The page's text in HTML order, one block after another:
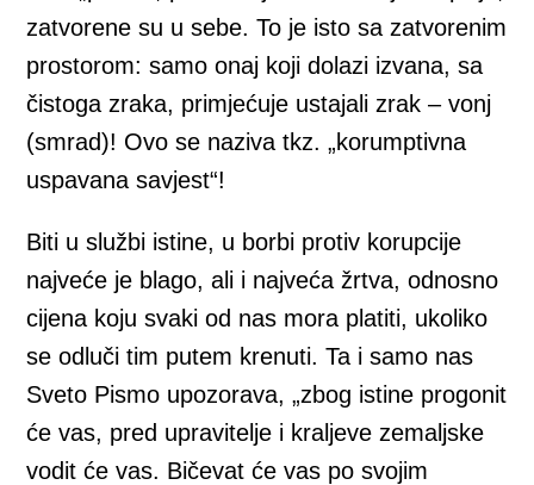
zatvorene su u sebe. To je isto sa zatvorenim
prostorom: samo onaj koji dolazi izvana, sa
čistoga zraka, primjećuje ustajali zrak – vonj
(smrad)! Ovo se naziva tkz. „korumptivna
uspavana savjest“!
Biti u službi istine, u borbi protiv korupcije
najveće je blago, ali i najveća žrtva, odnosno
cijena koju svaki od nas mora platiti, ukoliko
se odluči tim putem krenuti. Ta i samo nas
Sveto Pismo upozorava, „zbog istine progonit
će vas, pred upravitelje i kraljeve zemaljske
vodit će vas. Bičevat će vas po svojim